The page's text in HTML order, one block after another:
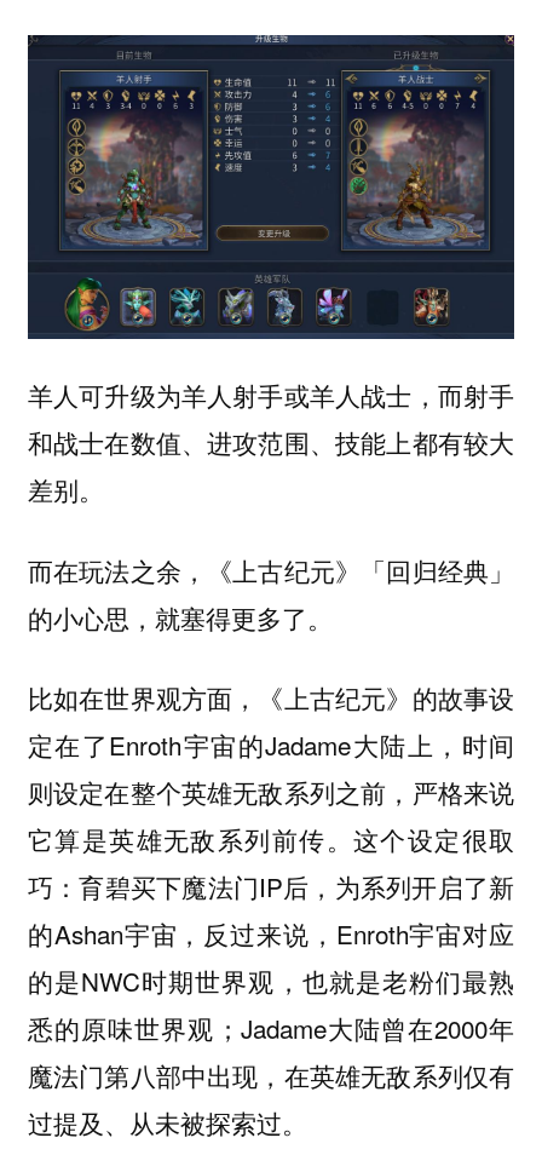
羊人可升级为羊人射手或羊人战士，而射手
和战士在数值、进攻范围、技能上都有较大
差别。
而在玩法之余，《上古纪元》「回归经典」
的小心思，就塞得更多了。
比如在世界观方面，《上古纪元》的故事设
定在了Enroth宇宙的Jadame大陆上，时间
则设定在整个英雄无敌系列之前，严格来说
它算是英雄无敌系列前传。这个设定很取
巧：育碧买下魔法门IP后，为系列开启了新
的Ashan宇宙，反过来说，Enroth宇宙对应
的是NWC时期世界观，也就是老粉们最熟
悉的原味世界观；Jadame大陆曾在2000年
魔法门第八部中出现，在英雄无敌系列仅有
过提及、从未被探索过。